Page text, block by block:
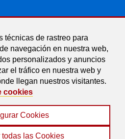
técnicas de rastreo para
navegación en nuestra web,
personalizados y anuncios
el tráfico en nuestra web y
llegan nuestros visitantes.
cookies
Cookies
todas las Cookies
de Cookies | Accesibilidad
Datos | Mapa Web